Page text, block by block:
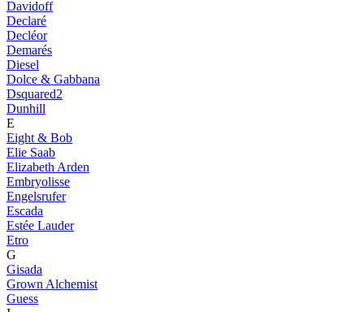
Davidoff
Declaré
Decléor
Demarés
Diesel
Dolce & Gabbana
Dsquared2
Dunhill
E
Eight & Bob
Elie Saab
Elizabeth Arden
Embryolisse
Engelsrufer
Escada
Estée Lauder
Etro
G
Gisada
Grown Alchemist
Guess